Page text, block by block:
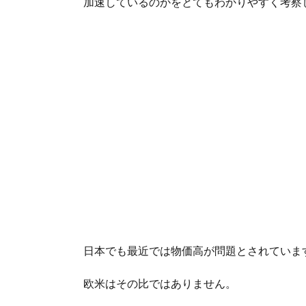
日本でも最近では物価高が問題とされていま
欧米はその比ではありません。